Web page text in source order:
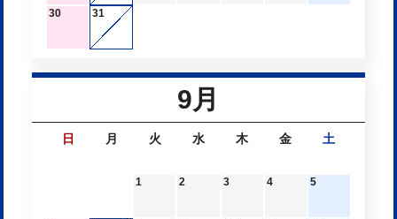
30 31
9月
日 月 火 水 木 金 土
1 2 3 4 5